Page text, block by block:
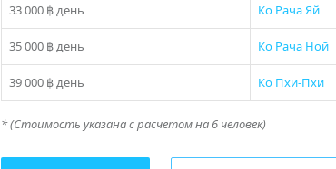
33 000 ฿день Ко Рача Яй
35 000 ฿день Ко Рача Ной
39 000 ฿день Ко Пхи-Пхи
* (Стоимость указана с расчетом на 6 человек)